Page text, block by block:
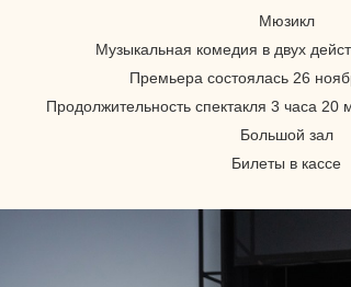
Мюзикл
Музыкальная комедия в двух
Премьера состоялась 26
Продолжительность спектакля 3 часа 20
Большой зал
Билеты в кассе